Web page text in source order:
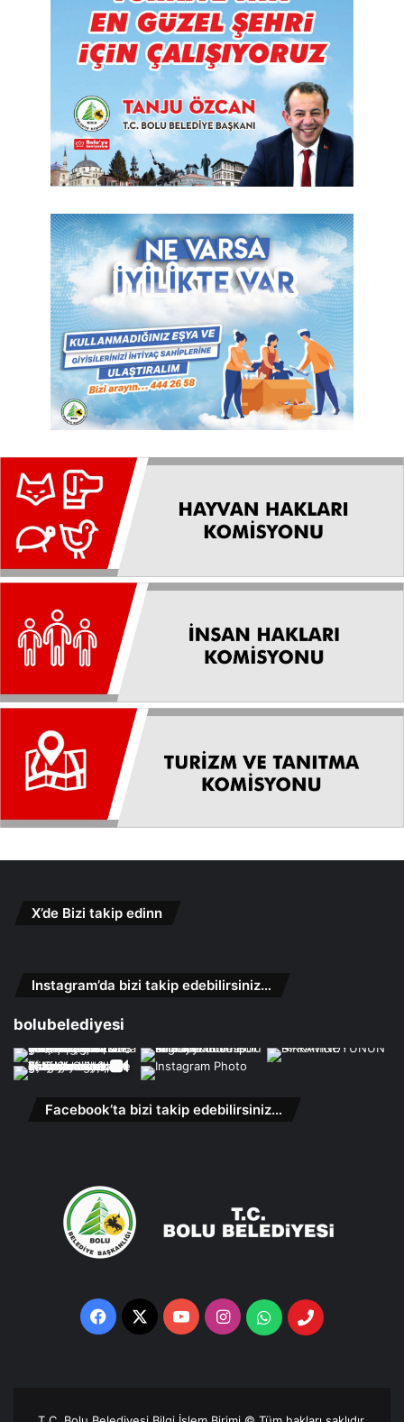
X’de Bizi takip edinn
Instagram’da bizi takip edebilirsiniz…
bolubelediyesi
Facebook’ta bizi takip edebilirsiniz…
Facebook
X YouTubeInstagramWhatsappTelefon